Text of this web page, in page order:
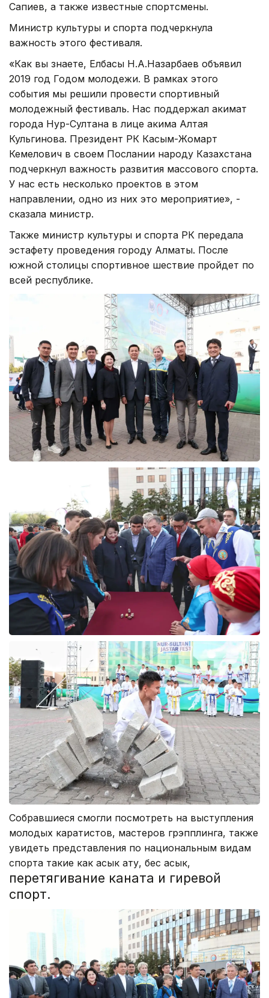
Сапиев, а также известные спортсмены.
Министр культуры и спорта подчеркнула
важность этого фестиваля.
«Как вы знаете, Елбасы Н.А.Назарбаев объявил
2019 год Годом молодежи. В рамках этого
события мы решили провести спортивный
молодежный фестиваль. Нас поддержал акимат
города Нур-Султана в лице акима Алтая
Кульгинова. Президент РК Касым-Жомарт
Кемелович в своем Послании народу Казахстана
подчеркнул важность развития массового спорта.
У нас есть несколько проектов в этом
направлении, одно из них это мероприятие», -
сказала министр.
Также министр культуры и спорта РК передала
эстафету проведения городу Алматы. После
южной столицы спортивное шествие пройдет по
всей республике.
Собравшиеся смогли посмотреть на выступления
молодых каратистов, мастеров грэпплинга, также
увидеть представления по национальным видам
спорта такие как асык ату, бес асык,
перетягивание каната и гиревой
спорт.